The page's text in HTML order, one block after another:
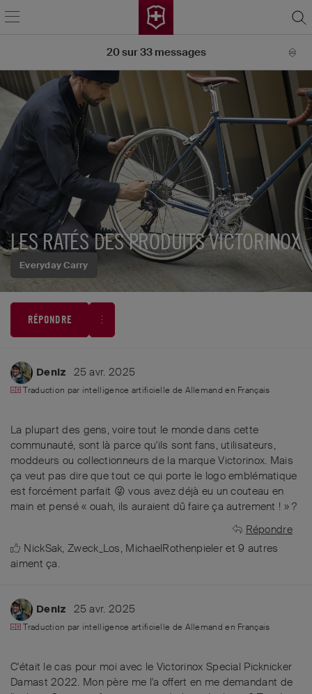
Everyday Carry
LES RATÉS DES PRODUITS VICTORINOX
RÉPONDRE
20sur33messages
Deniz 25 avr. 2025
Traduction par intelligence artificielle de Allemand en Français
La plupart des gens, voire tout le monde dans cette
communauté, sont là parce qu'ils sont fans, utilisateurs,
moddeurs ou collectionneurs de la marque Victorinox. Mais
ça veut pas dire que tout ce qui porte le logo emblématique
est forcément parfait 😜 vous avez déjà eu un couteau en
main et pensé « ouah, ils auraient dû faire ça autrement ! » ?
Répondre
NickSak,Zweck_Los, MichaelRothenpieler et9 autres
aiment ça.
Deniz 25 avr. 2025
Traduction par intelligence artificielle de Allemand en Français
C'était le cas pour moi avec le Victorinox Special Picknicker
Damast 2022. Mon père me l'a offert en me demandant de